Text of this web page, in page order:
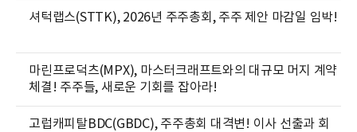
셔턱랩스(STTK), 2026년 주주총회, 주주 제안 마감일 임박!
마린프로덕츠(MPX), 마스터크래프트와의 대규모 머지 계약
체결! 주주들, 새로운 기회를 잡아라!
고럽캐피탈BDC(GBDC), 주주총회 대격변! 이사 선출과 회